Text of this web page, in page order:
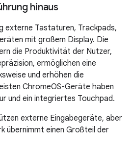
hinaus
externe Tastaturen, Trackpads,
mit großem Display. Die
die Produktivität der Nutzer,
ermöglichen eine
und erhöhen die
ChromeOS-Geräte haben
und ein integriertes Touchpad.
externe Eingabegeräte, aber
übernimmt einen Großteil der